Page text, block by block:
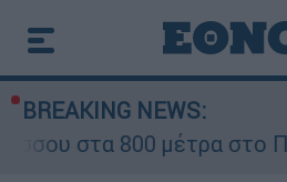
BREAKING NEWS:
μέτρα στο Παγκόσμιο